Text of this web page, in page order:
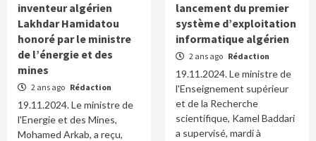
inventeur algérien
Lakhdar Hamidatou
honoré par le ministre
de l’énergie et des
mines
2 ans ago Rédaction
19.11.2024. Le ministre de
l'Energie et des Mines,
Mohamed Arkab, a reçu,
lancement du premier
système d’exploitation
informatique algérien
2 ans ago Rédaction
19.11.2024. Le ministre de
l'Enseignement supérieur
et de la Recherche
scientifique, Kamel Baddari
a supervisé, mardi à